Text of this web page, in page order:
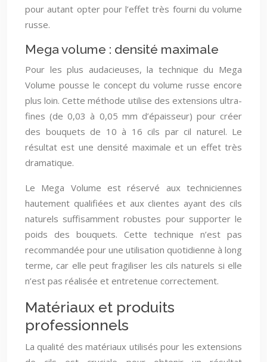
pour autant opter pour l’effet très fourni du volume
russe.
Mega volume : densité maximale
Pour les plus audacieuses, la technique du Mega
Volume pousse le concept du volume russe encore
plus loin. Cette méthode utilise des extensions ultra-
fines (de 0,03 à 0,05 mm d’épaisseur) pour créer
des bouquets de 10 à 16 cils par cil naturel. Le
résultat est une densité maximale et un effet très
dramatique.
Le Mega Volume est réservé aux techniciennes
hautement qualifiées et aux clientes ayant des cils
naturels suffisamment robustes pour supporter le
poids des bouquets. Cette technique n’est pas
recommandée pour une utilisation quotidienne à long
terme, car elle peut fragiliser les cils naturels si elle
n’est pas réalisée et entretenue correctement.
Matériaux et produits
professionnels
La qualité des matériaux utilisés pour les extensions